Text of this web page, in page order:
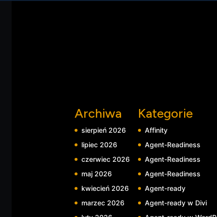
Archiwa
sierpień 2026
lipiec 2026
czerwiec 2026
maj 2026
kwiecień 2026
marzec 2026
Kategorie
Affinity
Agent-Readiness
Agent-Readiness
Agent-Readiness
Agent-ready
Agent-ready w Divi